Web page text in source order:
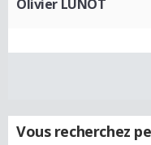
Olivier LUNOT
Vous recherchez